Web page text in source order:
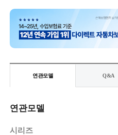
연관모델 Q&A
연관모델
시리즈